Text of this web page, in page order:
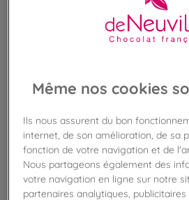
14,90 €
Poids 80g (186,25 €/
Disponible en boutique !
Vérifier la disponibilité en
Frais de port offert
dès 50€ d'achat
Même nos cookies
Ils nous assurent du bon
internet, de son amélioration, de sa
fonction de votre navigation et de
Nous partageons également des
votre navigation en ligne sur notre
partenaires analytiques, publicitaires